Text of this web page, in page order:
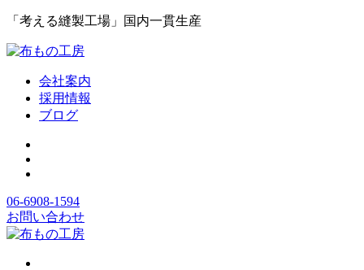
「考える縫製工場」国内一貫生産
会社案内
採用情報
ブログ
06-6908-1594
お問い合わせ